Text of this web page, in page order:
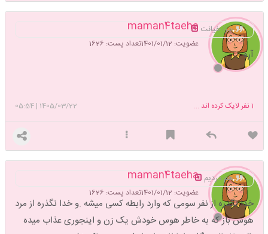
maman4taeha
عضویت: 1401/01/12 تعداد پست: 1626
چرا خیانت
آره
1405/03/22
|
05:54 1نفر لایک کرده اند ...
maman4taeha
عضویت: 1401/01/12 تعداد پست: 1626
هم دردیم
خدا نگذره از نفر سومی که وارد رابطه کسی میشه .و خدا نگذره از مرد
هوس باز که به خاطر هوس خودش یک زن و اینجوری عذاب میده